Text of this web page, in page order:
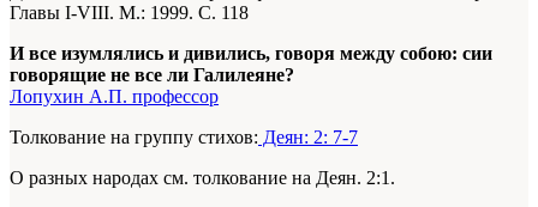
Главы I-VIII. М.: 1999. С. 118
И все изумлялись и дивились, говоря между собою: сии
говорящие не все ли Галилеяне?
Лопухин А.П. профессор
Толкование на группу стихов: Деян: 2: 7-7
О разных народах см. толкование на Деян. 2:1.